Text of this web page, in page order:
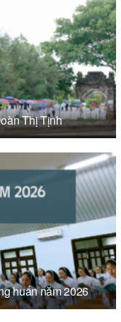
Thị Tịnh
huấn năm 2026